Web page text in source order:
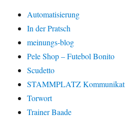
Automatisierung
In der Pratsch
meinungs-blog
Pele Shop – Futebol Bonito
Scudetto
STAMMPLATZ
Torwort
Trainer Baade